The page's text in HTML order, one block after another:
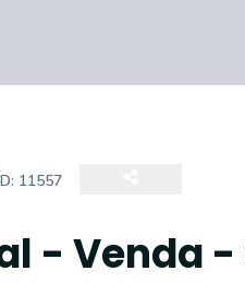
11557
- Venda -